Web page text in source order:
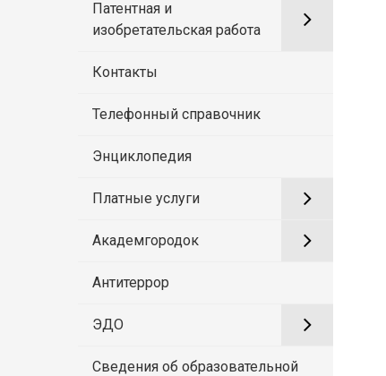
Патентная и
изобретательская работа
Контакты
Телефонный справочник
Энциклопедия
Платные услуги
Академгородок
Антитеррор
ЭДО
Сведения об образовательной